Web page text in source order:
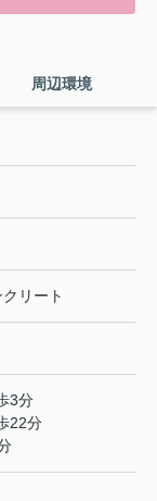
周辺環境
リート
3分
22分